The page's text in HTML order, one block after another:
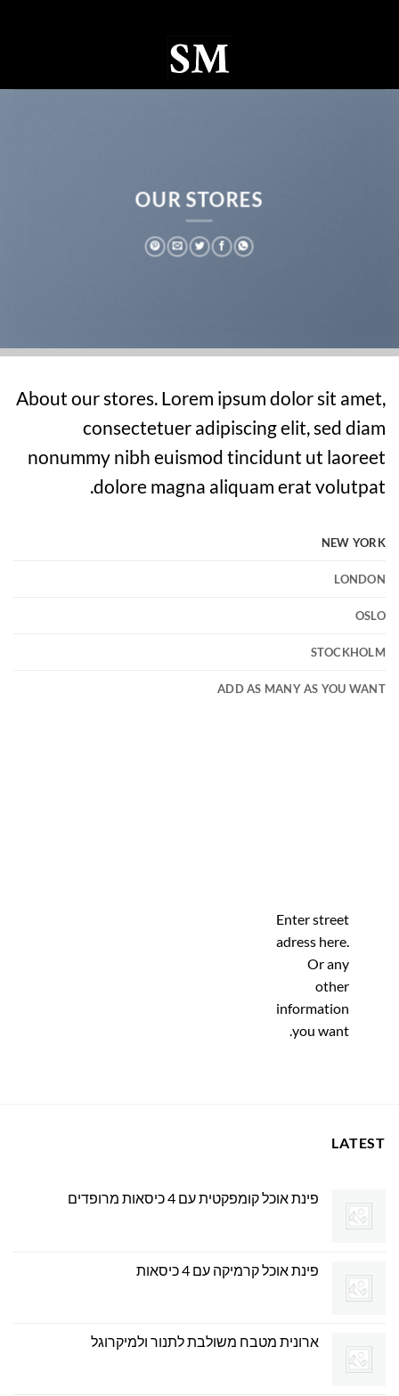
OUR STORES
About our stores. Lorem ipsum dolor sit amet,
consectetuer adipiscing elit, sed diam
nonummy nibh euismod tincidunt ut laoreet
dolore magna aliquam erat volutpat.
NEW YORK
LONDON
OSLO
STOCKHOLM
ADD AS MANY AS YOU WANT
Enter street
adress here.
Or any
other
information
you want.
LATEST
פינת אוכל קומפקטית עם 4 כיסאות מרופדים
פינת אוכל קרמיקה עם 4 כיסאות
ארונית מטבח משולבת לתנור ולמיקרוגל